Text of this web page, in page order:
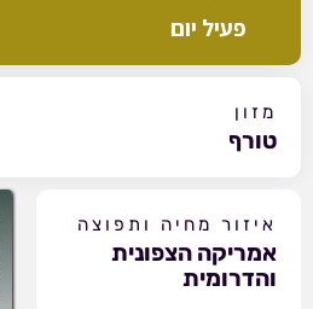
פעיל יום
מזון
טורף
איזור מחיה ותפוצה
אמריקה הצפונית
והדרומית